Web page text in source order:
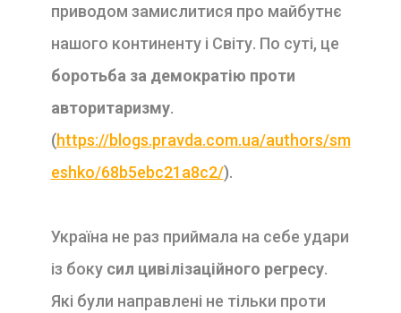
приводом замислитися про майбутнє
нашого континенту і Світу. По суті, це
боротьба за демократію проти
авторитаризму.
(https://blogs.pravda.com.ua/authors/sm
eshko/68b5ebc21a8c2/).
Україна не раз приймала на себе удари
із боку сил цивілізаційного регресу.
Які були направлені не тільки проти